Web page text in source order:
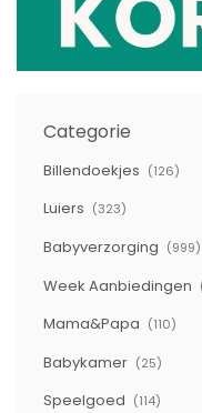
Categorie
Billendoekjes (126)
Luiers (323)
Babyverzorging (999)
Week Aanbiedingen
Mama&Papa (110)
Babykamer (25)
Speelgoed (114)